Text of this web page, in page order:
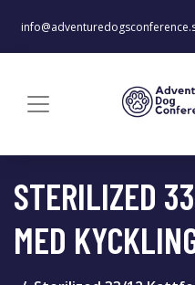
STERILIZED
MED